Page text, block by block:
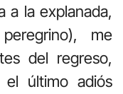
a la explanada,
me
del regreso,
último adiós